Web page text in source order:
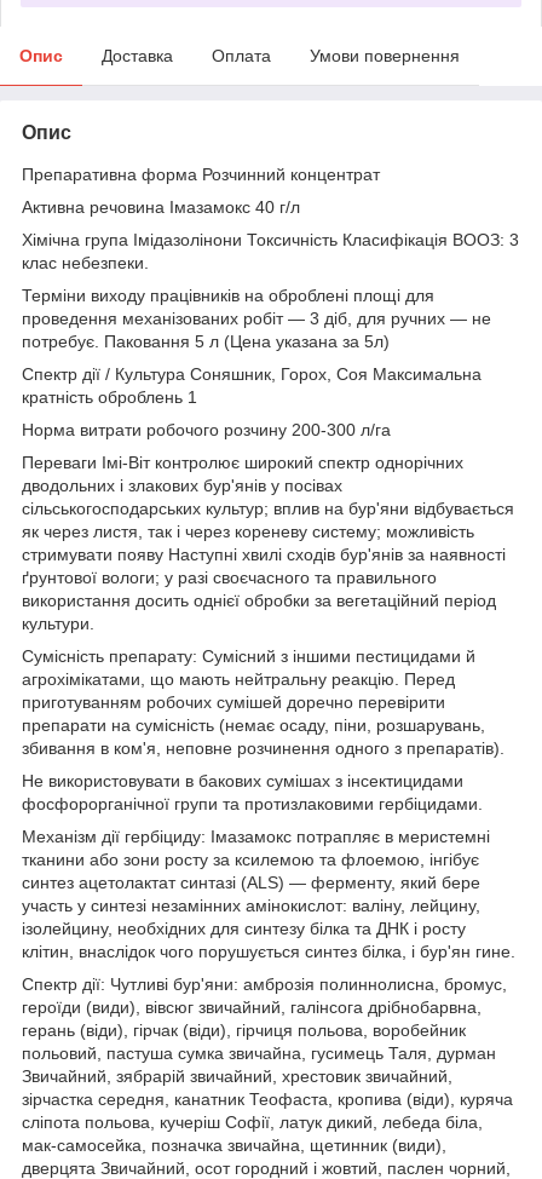
Опис Доставка Оплата Умови повернення
Опис
Препаративна форма Розчинний концентрат
Активна речовина Імазамокс 40 г/л
Хімічна група Імідазолінони Токсичність Класифікація ВООЗ: 3
клас небезпеки.
Терміни виходу працівників на оброблені площі для
проведення механізованих робіт — 3 діб, для ручних — не
потребує. Паковання 5 л (Цена указана за 5л)
Спектр дії / Культура Соняшник, Горох, Соя Максимальна
кратність оброблень 1
Норма витрати робочого розчину 200-300 л/га
Переваги Імі-Віт контролює широкий спектр однорічних
дводольних і злакових бур'янів у посівах
сільськогосподарських культур; вплив на бур'яни відбувається
як через листя, так і через кореневу систему; можливість
стримувати появу Наступні хвилі сходів бур'янів за наявності
ґрунтової вологи; у разі своєчасного та правильного
використання досить однієї обробки за вегетаційний період
культури.
Сумісність препарату: Сумісний з іншими пестицидами й
агрохімікатами, що мають нейтральну реакцію. Перед
приготуванням робочих сумішей доречно перевірити
препарати на сумісність (немає осаду, піни, розшарувань,
збивання в ком'я, неповне розчинення одного з препаратів).
Не використовувати в бакових сумішах з інсектицидами
фосфорорганічної групи та протизлаковими гербіцидами.
Механізм дії гербіциду: Імазамокс потрапляє в меристемні
тканини або зони росту за ксилемою та флоемою, інгібує
синтез ацетолактат синтазі (ALS) — ферменту, який бере
участь у синтезі незамінних амінокислот: валіну, лейцину,
ізолейцину, необхідних для синтезу білка та ДНК і росту
клітин, внаслідок чого порушується синтез білка, і бур'ян гине.
Спектр дії: Чутливі бур'яни: амброзія полиннолисна, бромус,
героїди (види), вівсюг звичайний, галінсога дрібнобарвна,
герань (віди), гірчак (віди), гірчиця польова, воробейник
польовий, пастуша сумка звичайна, гусимець Таля, дурман
Звичайний, зябрарій звичайний, хрестовик звичайний,
зірчастка середня, канатник Теофаста, кропива (віди), куряча
сліпота польова, кучеріш Софії, латук дикий, лебеда біла,
мак-самосейка, позначка звичайна, щетинник (види),
дверцята Звичайний, осот городний і жовтий, паслен чорний,